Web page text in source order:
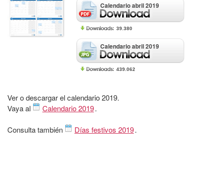
Calendario abril 2019
39.380
Calendario abril 2019
439.062
Ver o descargar el calendario 2019.
Vaya al
Calendario 2019.
Consulta también Días festivos 2019.